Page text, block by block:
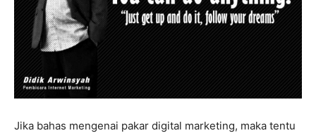
Jika bahas mengenai pakar digital marketing, maka tentu